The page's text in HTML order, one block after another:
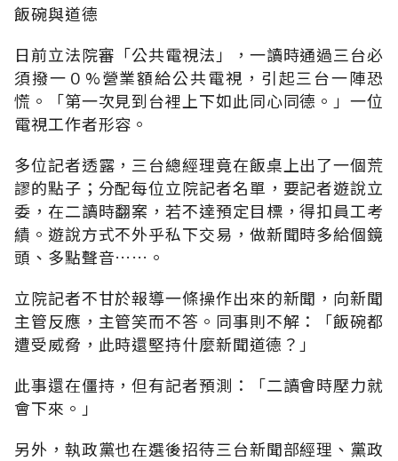
飯碗與道德
日前立法院審「公共電視法」，一讀時通過三台必
須撥一０%營業額給公共電視，引起三台一陣恐
慌。「第一次見到台裡上下如此同心同德。」一位
電視工作者形容。
多位記者透露，三台總經理竟在飯桌上出了一個荒
謬的點子；分配每位立院記者名單，要記者遊說立
委，在二讀時翻案，若不達預定目標，得扣員工考
績。遊說方式不外乎私下交易，做新聞時多給個鏡
頭、多點聲音……。
立院記者不甘於報導一條操作出來的新聞，向新聞
主管反應，主管笑而不答。同事則不解：「飯碗都
遭受威脅，此時還堅持什麼新聞道德？」
此事還在僵持，但有記者預測：「二讀會時壓力就
會下來。」
另外，執政黨也在選後招待三台新聞部經理、黨政